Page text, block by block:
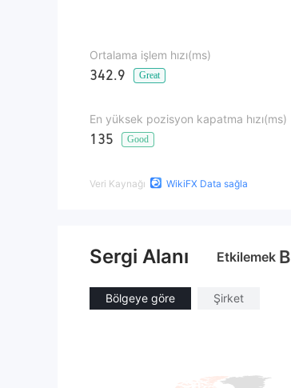
Ortalama işlem hızı(ms)
342.9 Great
En yüksek pozisyon kapatma hızı(ms)
135 Good
Veri Kaynağı WikiFX Data sağla
Sergi Alanı Etkilemek B
Bölgeye göre Şirket